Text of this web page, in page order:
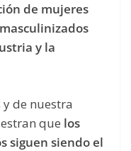
de mujeres
y la
de nuestra
que los
siguen siendo el